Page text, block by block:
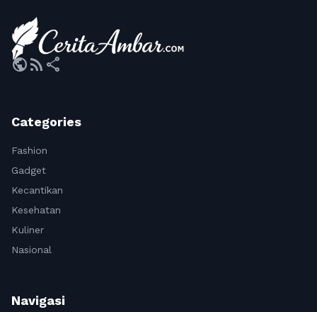
publicrss_feed share
Categories
Fashion
Gadget
Kecantikan
Kesehatan
Kuliner
Nasional
Navigasi